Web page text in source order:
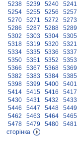
5238
5239 5240 5241
5254
5255 5256 5257
5270
5271 5272 5273
5286
5287 5288 5289
5302
5303 5304 5305
5318
5319 5320 5321
5334
5335 5336 5337
5350
5351 5352 5353
5366
5367 5368 5369
5382
5383 5384 5385
5398
5399 5400 5401
5414
5415 5416 5417
5430
5431 5432 5433
5446
5447 5448 5449
5462
5463 5464 5465
5478
5479 5480 5481
сторінка